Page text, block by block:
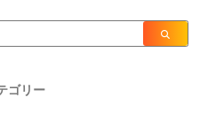
ゴリー